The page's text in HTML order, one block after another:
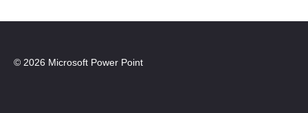
© 2026 Microsoft Power Point